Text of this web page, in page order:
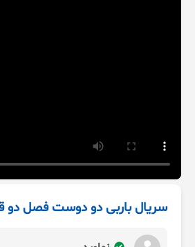
سریال باربی دو دوست فصل دو